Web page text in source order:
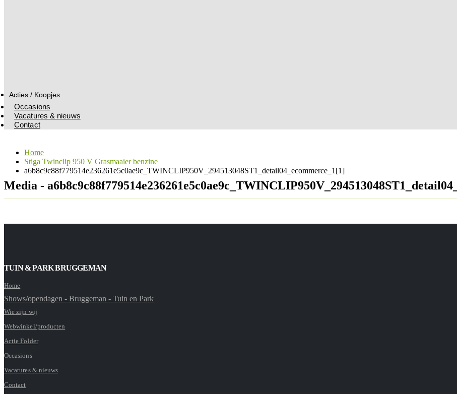
Acties / Koopjes
Occasions
Vacatures & nieuws
Contact
Home
Stiga Twinclip 950 V Grasmaaier benzine
a6b8c9c88f779514e236261e5c0ae9c_TWINCLIP950V_294513048ST1_detail04_ecommerce_1[1]
Media -
TUIN & PARK BRUGGEMAN
Home
Shows/opendagen - Bruggeman - Tuin en Park
Wie zijn wij
Webwinkel/producten
Actie Folder
Occasions
Vacatures & nieuws
Contact